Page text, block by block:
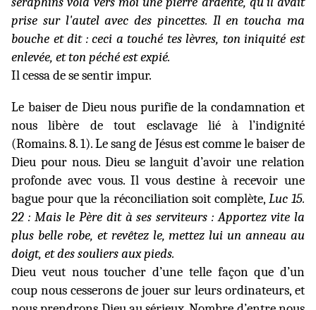
prise sur l'autel avec des pincettes. Il en toucha ma
bouche et dit : ceci a touché tes lèvres, ton iniquité est
enlevée, et ton péché est expié.
Il cessa de se sentir impur.
Le baiser de Dieu nous purifie de la condamnation et
nous libère de tout esclavage lié à l’indignité
(Romains. 8. 1). Le sang de Jésus est comme le baiser de
Dieu pour nous. Dieu se languit d’avoir une relation
profonde avec vous. Il vous destine à recevoir une
bague pour que la réconciliation soit complète,Luc 15.
22 : Mais le Père dit à ses serviteurs : Apportez vite la
plus belle robe, et revêtez le, mettez lui un anneau au
doigt, et des souliers aux pieds.
Dieu veut nous toucher d’une telle façon que d’un
coup nous cesserons de jouer sur leurs ordinateurs, et